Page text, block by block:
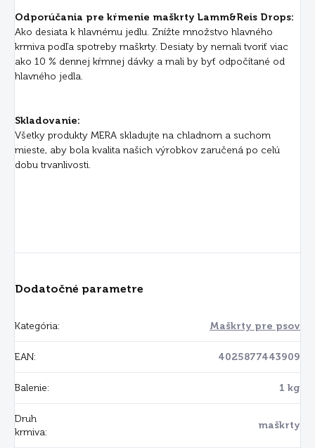
Odporúčania pre kŕmenie maškrty Lamm&Reis Drops:
Ako desiata k hlavnému jedlu. Znížte množstvo hlavného
krmiva podľa spotreby maškrty. Desiaty by nemali tvoriť viac
ako 10 % dennej kŕmnej dávky a mali by byť odpočítané od
hlavného jedla.
Skladovanie:
Všetky produkty MERA skladujte na chladnom a suchom
mieste, aby bola kvalita našich výrobkov zaručená po celú
dobu trvanlivosti.
Dodatočné parametre
Kategória: Maškrty pre psov
EAN: 4025877443909
Balenie: 1 kg
Druh
krmiva:
maškrty